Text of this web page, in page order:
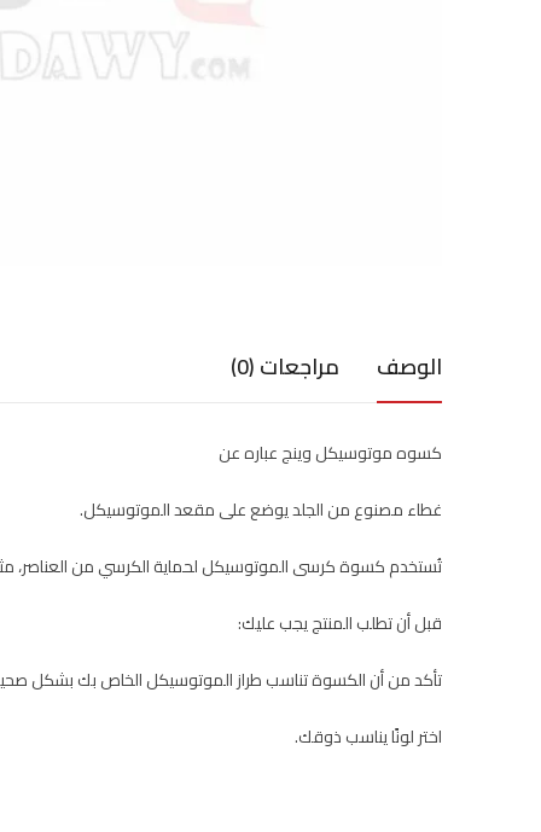
الوصف مراجعات (0)
كسوه موتوسيكل وينج عباره عن
غطاء مصنوع من الجلد يوضع على مقعد الموتوسيكل.
تُستخدم كسوة كرسى الموتوسيكل لحماية الكرسي من العناصر،
قبل أن تطلب المنتج يجب عليك:
تأكد من أن الكسوة تناسب طراز الموتوسيكل الخاص بك بشكل
اختر لونًا يناسب ذوقك.